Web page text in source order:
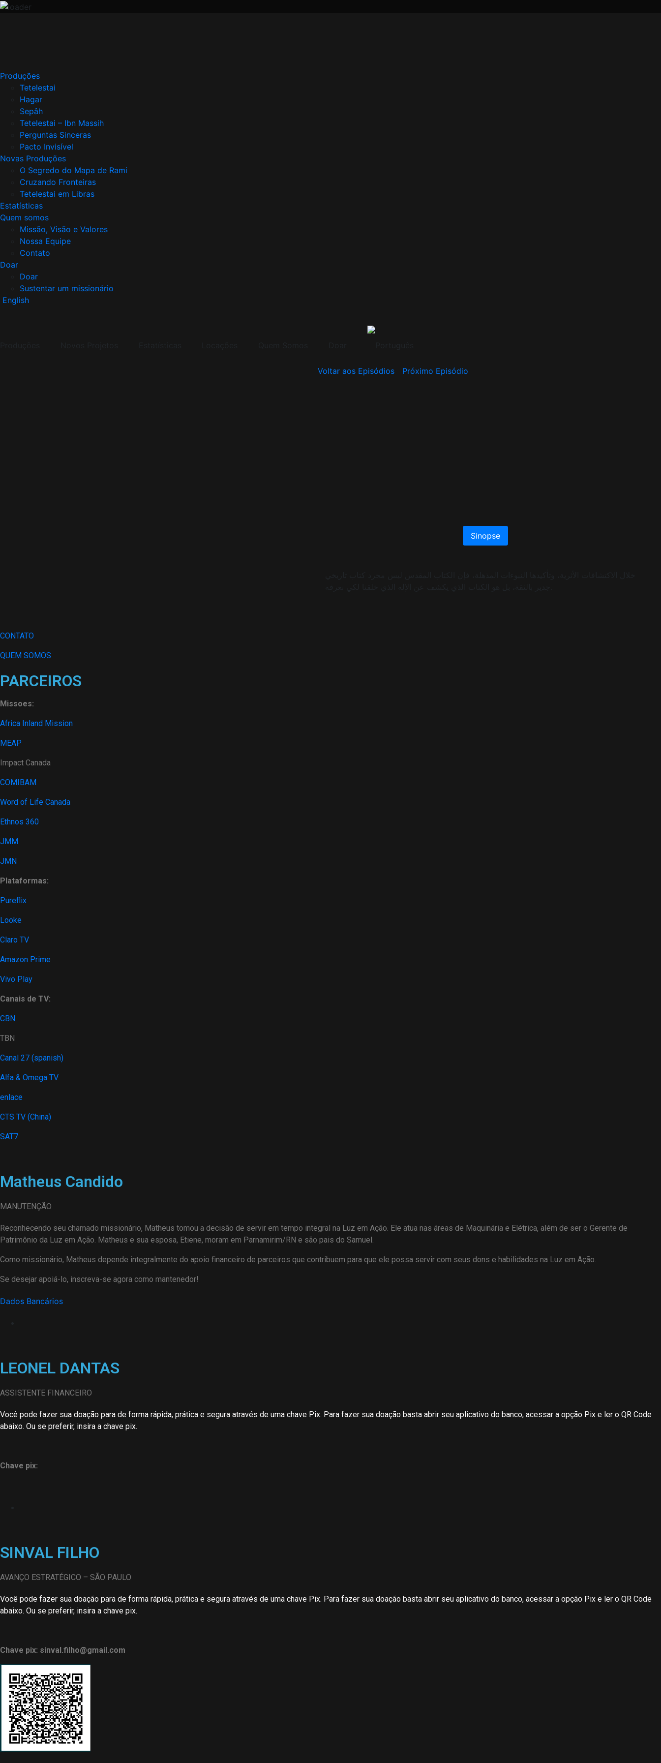
Produções
Tetelestai
Hagar
Sepâh
Tetelestai – Ibn Massih
Perguntas Sinceras
Pacto Invisível
Novas Produções
O Segredo do Mapa de Rami
Cruzando Fronteiras
Tetelestai em Libras
Estatísticas
Quem somos
Missão, Visão e Valores
Nossa Equipe
Contato
Doar
Doar
Sustentar um missionário
English
Voltar aos Episódios Próximo Episódio
Sinopse
CONTATO
QUEM SOMOS
PARCEIROS
Missoes:
Africa Inland Mission
MEAP
Impact Canada
COMIBAM
Word of Life Canada
Ethnos 360
JMM
JMN
Plataformas:
Pureflix
Looke
Claro TV
Amazon Prime
Vivo Play
Canais de TV:
CBN
TBN
Canal 27 (spanish)
Alfa & Omega TV
enlace
CTS TV (China)
SAT7
Matheus Candido
MANUTENÇÃO
Reconhecendo seu chamado missionário, Matheus tomou a decisão de servir em tempo integral na Luz em Ação. Ele atua nas áreas de Maquinária e Elétrica, além de ser o Gerente de
Patrimônio da Luz em Ação. Matheus e sua esposa, Etiene, moram em Parnamirim/RN e são pais do Samuel.
Como missionário, Matheus depende integralmente do apoio financeiro de parceiros que contribuem para que ele possa servir com seus dons e habilidades na Luz em Ação.
Se desejar apoiá-lo, inscreva-se agora como mantenedor!
Dados Bancários
LEONEL DANTAS
ASSISTENTE FINANCEIRO
Você pode fazer sua doação para de forma rápida, prática e segura através de uma chave Pix. Para fazer sua doação basta abrir seu aplicativo do banco, acessar a opção Pix e ler o QR Code
abaixo. Ou se preferir, insira a chave pix.
Chave pix:
SINVAL FILHO
AVANÇO ESTRATÉGICO – SÃO PAULO
Você pode fazer sua doação para de forma rápida, prática e segura através de uma chave Pix. Para fazer sua doação basta abrir seu aplicativo do banco, acessar a opção Pix e ler o QR Code
abaixo. Ou se preferir, insira a chave pix.
Chave pix: sinval.filho@gmail.com